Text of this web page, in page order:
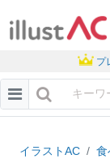
プ
イラストAC
食